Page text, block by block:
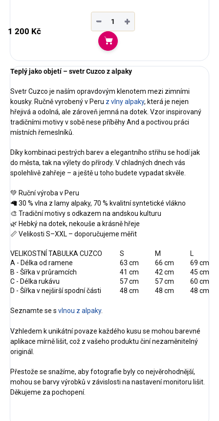
1 200 Kč
+
−
Do košíku
Teplý jako objetí – svetr Cuzco z alpaky
Svetr Cuzco je naším opravdovým klenotem mezi zimními
kousky. Ručně vyrobený v Peru z vlny alpaky, která je nejen
hřejivá a odolná, ale zároveň jemná na dotek. Vzor inspirovaný
tradičními motivy v sobě nese příběhy And a poctivou práci
místních řemeslníků.
Díky kombinaci pestrých barev a elegantního střihu se hodí jak
do města, tak na výlety do přírody. V chladných dnech vás
spolehlivě zahřeje – a ještě u toho budete vypadat skvěle.
💚 Ruční výroba v Peru
🦙 30 % vlna z lamy alpaky, 70 % kvalitní syntetické vlákno
🎨 Tradiční motivy s odkazem na andskou kulturu
🌿 Hebký na dotek, nekouše a krásně hřeje
📏 Velikosti S–XXL – doporučujeme měřit
VELIKOSTNÍ TABULKA CUZCO S M
L
A - Délka od ramene
63 cm 66 cm
69 cm
B - Šířka v průramcích
41 cm 42 cm
45 cm
C - Délka rukávu
57 cm 57 cm
60 cm
D - Šířka v nejširší spodní části
48 cm 48 cm 48 cm
Seznamte se s vlnou z alpaky.
Vzhledem k unikátní povaze každého kusu se mohou barevné
aplikace mírně lišit, což z vašeho produktu činí nezaměnitelný
originál.
Přestože se snažíme, aby fotografie byly co nejvěrohodnější,
mohou se barvy výrobků v závislosti na nastavení monitoru lišit.
Děkujeme za pochopení.